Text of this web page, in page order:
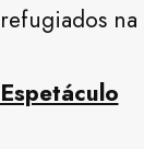
refugiados na
Espetáculo